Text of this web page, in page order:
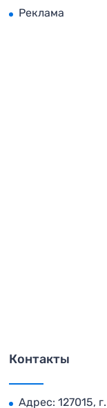
Реклама
Контакты
Адрес: 127015,